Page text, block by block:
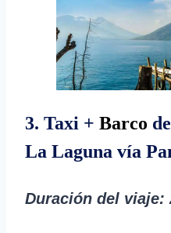
3. Taxi + Barco
La Laguna vía
Duración del viaje: